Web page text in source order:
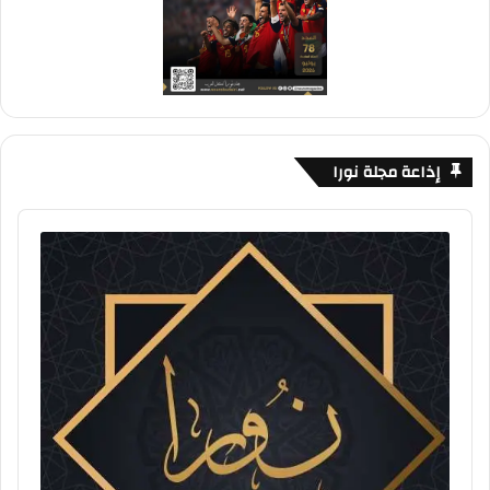
إذاعة مجلة نورا
Audio
Player